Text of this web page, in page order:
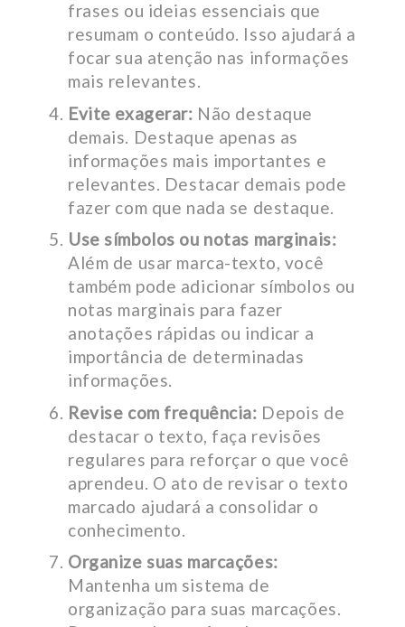
frases ou ideias essenciais que
resumam o conteúdo. Isso ajudará a
focar sua atenção nas informações
mais relevantes.
Evite exagerar: Não destaque
demais. Destaque apenas as
informações mais importantes e
relevantes. Destacar demais pode
fazer com que nada se destaque.
Use símbolos ou notas marginais:
Além de usar marca-texto, você
também pode adicionar símbolos ou
notas marginais para fazer
anotações rápidas ou indicar a
importância de determinadas
informações.
Revise com frequência: Depois de
destacar o texto, faça revisões
regulares para reforçar o que você
aprendeu. O ato de revisar o texto
marcado ajudará a consolidar o
conhecimento.
Organize suas marcações:
Mantenha um sistema de
organização para suas marcações.